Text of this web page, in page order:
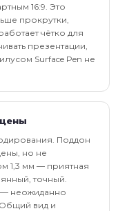
16:9. Это
прокрутки,
чётко для
презентации,
Surface Pen не
Поддон
но не
1,3 мм — приятная
точный.
— неожиданно
вид и